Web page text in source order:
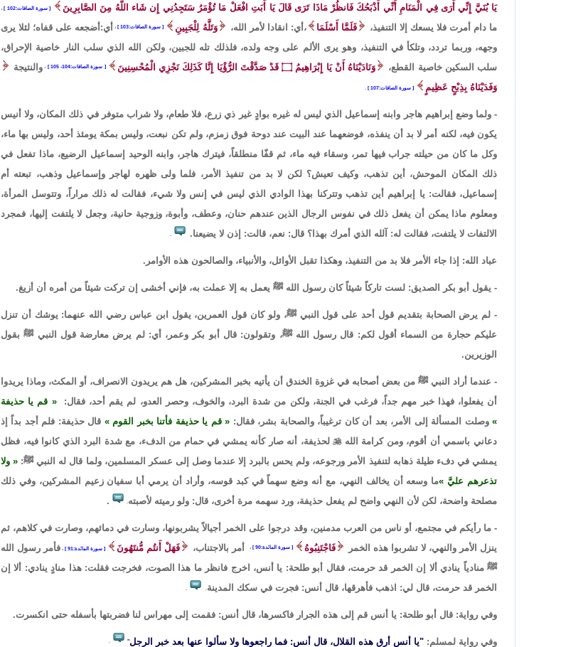
يَا بُنَيَّ إِنِّي أَرَى فِي الْمَنَامِ أَنِّي أَذْبَحُكَ فَانظُرْ مَاذَا تَرَى قَالَ يَا أَبَتِ افْعَلْ مَا تُؤْمَرُ سَتَجِدُنِي إِن شَاء اللَّهُ مِنَ الصَّابِرِينَ
سورة الصافات:102 ،
ما دام أمرت فلا يسعك إلا التنفيذ، فَلَمَّا أَسْلَمَا ،أي: انقادا لأمر الله، وَتَلَّهُ لِلْجَبِينِ سورة الصافات:103 ، أي:أضجعه على قفاه؛ لئلا يرى
وجهه، وربما تردد، وتلكأ في التنفيذ، وهو يرى الألم على وجه ولده، فلذلك تله للجبين، ولكن الله الذي سلب النار خاصية الإحراق،
سلب السكين خاصية القطع،
وَنَادَيْنَاهُ أَنْ يَا إِبْرَاهِيمُ۝ قَدْ صَدَّقْتَ الرُّؤْيَا إِنَّا كَذَلِكَ نَجْزِي الْمُحْسِنِينَ سورة الصافات:104- 105 ، والنتيجة
وَفَدَيْنَاهُ بِذِبْحٍ عَظِيمٍ
سورة الصافات:107 .
- ولما وضع إبراهيم هاجر وابنه إسماعيل الذي ليس له غيره بوادٍ غير ذي زرع، فلا طعام، ولا شراب متوفر في ذلك المكان، ولا أنيس
يكون فيه، لكنه أمر لا بد أن ينفذه، فوضعهما عند البيت عند دوحة فوق زمزم، ولم تكن نبعت، وليس بمكة يومئذ أحد، وليس بها ماء،
وكل ما كان من حيلته جراب فيها تمر، وسقاء فيه ماء، ثم قفّا منطلقاً، فيترك هاجر، وابنه الوحيد إسماعيل الرضيع، ماذا تفعل في
ذلك المكان الموحش، أين تذهب، وكيف تعيش؟ لكن لا بد من تنفيذ الأمر، فلما ولى ظهره لهاجر وإسماعيل وذهب، تبعته أم
إسماعيل، فقالت: يا إبراهيم أين تذهب وتتركنا بهذا الوادي الذي ليس في إنس ولا شيء، فقالت له ذلك مراراً، وتتوسل المرأة،
ومعلوم ماذا يمكن أن يفعل ذلك في نفوس الرجال الذين عندهم حنان، وعطف، وأبوة، وزوجية حانية، وجعل لا يلتفت إليها، فمجرد
الالتفات لا يلتفت، فقالت له: آلله الذي أمرك بهذا؟ قال: نعم، قالت: إذن لا يضيعنا.
.
عباد الله: إذا جاء الأمر فلا بد من التنفيذ، وهكذا تقبل الأوائل، والأنبياء، والصالحون هذه الأوامر.
- يقول أبو بكر الصديق: لست تاركاً شيئاً كان رسول الله ﷺ يعمل به إلا عملت به، فإني أخشى إن تركت شيئاً من أمره أن أزيغ.
- لم يرض الصحابة بتقديم قول أحد على قول النبي ﷺ، ولو كان قول العمرين، يقول ابن عباس رضي الله عنهما: يوشك أن تنزل
عليكم حجارة من السماء أقول لكم: قال رسول الله ﷺ، وتقولون: قال أبو بكر وعمر، أي: لم يرض معارضة قول النبي ﷺ بقول
الوزيرين.
- عندما أراد النبي ﷺ من بعض أصحابه في غزوة الخندق أن يأتيه بخبر المشركين، هل هم يريدون الانصراف، أو المكث، وماذا يريدوا
أن يفعلوا، فهذا خبر مهم جداً، فرغب في الجنة، ولكن من شدة البرد، والخوف، وحصر العدو، لم يقم أحد، فقال:
قم يا حذيفة
وصلت المسألة إلى الأمر، بعد أن كان ترغيباً، والصحابة بشر، فقال:
قم يا حذيفة فأتنا بخبر القوم
قال حذيفة: فلم أجد بداً إذ
دعاني باسمي أن أقوم، ومن كرامة اللهلحذيفة، أنه صار كأنه يمشي في حمام من الدفء، مع شدة البرد الذي كانوا فيه، فظل
يمشي في دفء طيلة ذهابه لتنفيذ الأمر ورجوعه، ولم يحس بالبرد إلا عندما وصل إلى عسكر المسلمين، ولما قال له النبي ﷺ:
ولا
تذعرهم عليَّ
ما وسعه أن يخالف النهي، مع أنه وضع سهماً في كبد قوسه، وأراد أن يرمي أبا سفيان زعيم المشركين، وفي ذلك
مصلحة واضحة، لكن لأن النهي واضح لم يفعل حذيفة، ورد سهمه مرة أخرى، قال: ولو رميته لأصبته.
.
- ما رأيكم في مجتمع، أو ناس من العرب مدمنين، وقد درجوا على الخمر أجيالاً يشربونها، وسارت في دمائهم، وصارت في كلاهم، ثم
ينزل الأمر والنهي، لا تشربوا هذه الخمر
فَاجْتَنِبُوهُ سورة المائدة:90 ، أمر بالاجتناب، فَهَلْ أَنتُم مُّنتَهُونَ سورة المائدة:91 ، فأمر رسول الله
ﷺ منادياً ينادي ألا إن الخمر قد حرمت، فقال أبو طلحة: يا أنس، اخرج فانظر ما هذا الصوت، فخرجت فقلت: هذا منادٍ ينادي: ألا إن
الخمر قد حرمت، قال لي: اذهب فأهرقها، قال أنس: فجرت في سكك المدينة.
.
وفي رواية: قال أبو طلحة: يا أنس قم إلى هذه الجرار فاكسرها، قال أنس: فقمت إلى مهراس لنا فضربتها بأسفله حتى انكسرت.
وفي رواية لمسلم: "يا أنس أرق هذه القلال، قال أنس: فما راجعوها ولا سألوا عنها بعد خبر الرجل"
.